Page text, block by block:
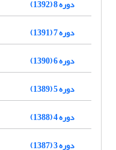
دوره 8 (1392)
دوره 7 (1391)
دوره 6 (1390)
دوره 5 (1389)
دوره 4 (1388)
دوره 3 (1387)